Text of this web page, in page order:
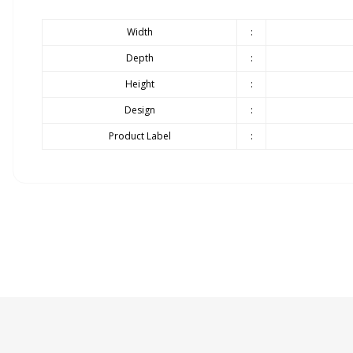
Width :
Depth
:
Height
:
Design
:
Product Label
: